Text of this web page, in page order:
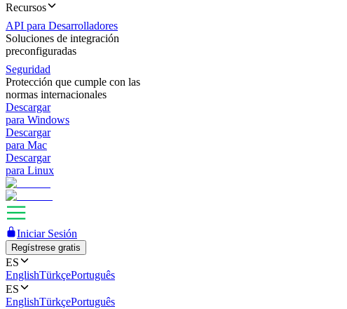
Recursos
API para Desarrolladores
Soluciones de integración
preconfiguradas
Seguridad
Protección que cumple con las
normas internacionales
Descargar
para Windows
Descargar
para Mac
Descargar
para Linux
Iniciar Sesión
Regístrese gratis
ES
EnglishTürkçePortuguês
ES
EnglishTürkçePortuguês